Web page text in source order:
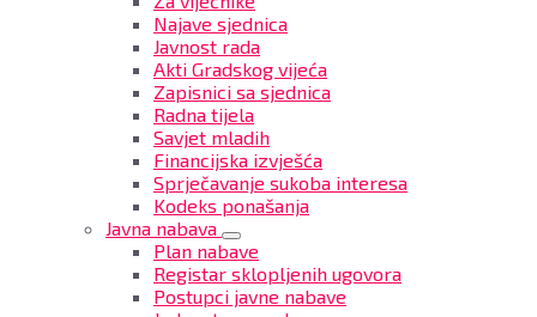
Najave sjednica
Javnost rada
Akti Gradskog vijeća
Zapisnici sa sjednica
Radna tijela
Savjet mladih
Financijska izvješća
Sprječavanje sukoba interesa
Kodeks ponašanja
Javna nabava
Plan nabave
Registar sklopljenih ugovora
Postupci javne nabave